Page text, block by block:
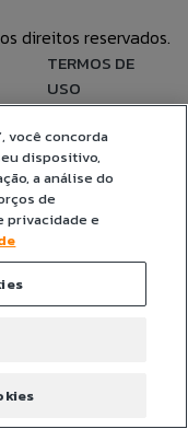
direitos reservados.
TERMOS DE
USO
para
e entre em
fins de
vaga.
você concorda
dispositivo,
a análise do
de
privacidade e